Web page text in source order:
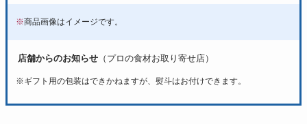
※商品画像はイメージです。
店舗からのお知らせ （プロの食材お取り寄せ店）
※ギフト用の包装はできかねますが、熨斗はお付けできます。